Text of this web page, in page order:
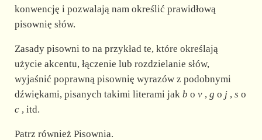
konwencję i pozwalają nam określić prawidłową
pisownię słów.
Zasady pisowni to na przykład te, które określają
użycie akcentu, łączenie lub rozdzielanie słów,
wyjaśnić poprawną pisownię wyrazów z podobnymi
dźwiękami, pisanych takimi literami jak b o v, g o j, s o
c, itd.
Patrz również Pisownia.